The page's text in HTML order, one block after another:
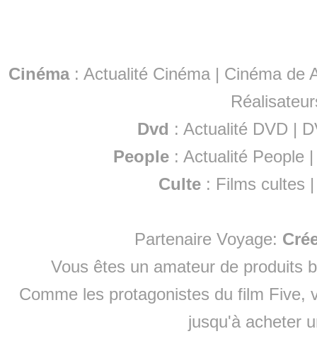
Cinéma: Actualité Cinéma | Cinéma de
Dvd : Actualité DVD |
People :Actualité People
Culte : Films cultes
Partenaire Voyage:
Vous êtes un amateur de produits
Comme les protagonistes du film Five,
jusqu'à acheter